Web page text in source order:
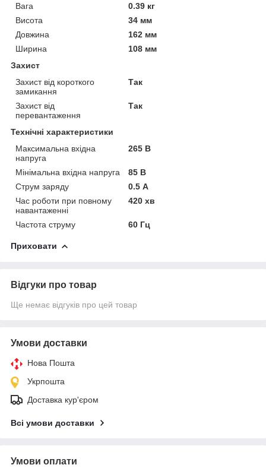
Вага
0.39 кг
Висота
34 мм
Довжина
162 мм
Ширина
108 мм
Захист
Захист від короткого
замикання
Так
Захист від
перевантаження
Так
Технічні характеристики
Максимальна вхідна
напруга
265 В
Мінімальна вхідна напруга
85 В
Струм заряду
0.5 А
Час роботи при повному
навантаженні
420 хв
Частота струму 60 Гц
Приховати
Відгуки про товар
Ще немає відгуків про цей товар
Умови доставки
Нова Пошта
Укрпошта
Доставка кур'єром
Всі умови доставки
Умови оплати